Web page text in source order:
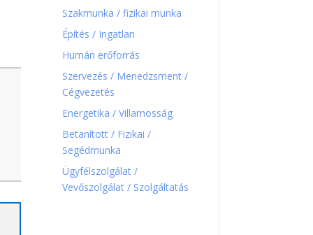
Szakmunka / fizikai munka
Építés / Ingatlan
Humán erőforrás
Szervezés / Menedzsment /
Cégvezetés
Energetika / Villamosság
Betanított / Fizikai /
Segédmunka
Ügyfélszolgálat /
Vevőszolgálat / Szolgáltatás